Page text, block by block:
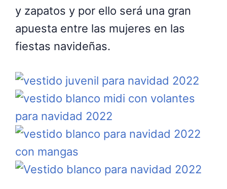
y zapatos y por ello será una gran
apuesta entre las mujeres en las
fiestas navideñas.